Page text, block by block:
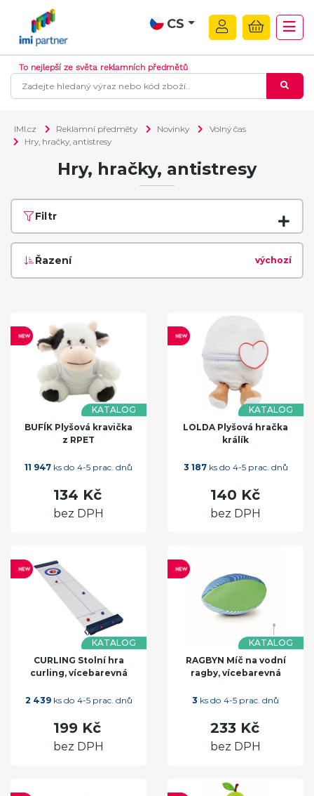
CS
To nejlepší ze světa reklamních předmětů
IMI.cz Reklamní předměty Novinky
Volný čas
Hry, hračky, antistresy
Hry, hračky, antistresy
Filtr
Řazení výchozí
KATALOG
BUFÍK Plyšová kravička
z RPET
11 947 ks do 4-5 prac. dnů
134 Kč
bez DPH
KATALOG
LOLDA Plyšová hračka
králík
3 187ks do 4-5 prac. dnů
140 Kč
bez DPH
KATALOG
CURLING Stolní hra
curling, vícebarevná
2 439ks do 4-5 prac. dnů
199 Kč
bez DPH
KATALOG
RAGBYN Míč na vodní
ragby, vícebarevná
3 ks do 4-5 prac. dnů
233 Kč
bez DPH